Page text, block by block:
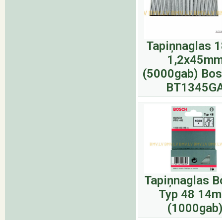
Tapiņnaglas
(5000gab)
Tapiņnaglas
Typ 48